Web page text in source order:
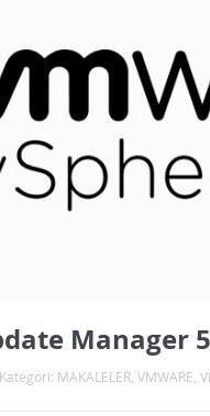
Manager
Kategori: MAKALELER, VMWARE,